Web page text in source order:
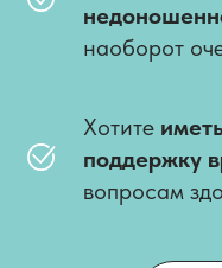
наоборот
Хотите
поддержку
вопросам